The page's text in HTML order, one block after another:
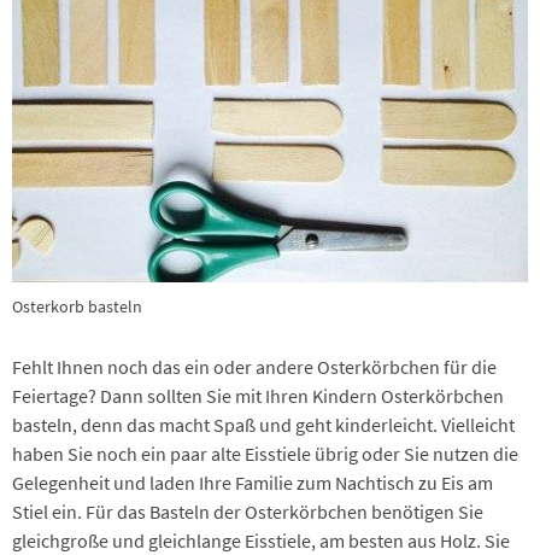
Osterkorb basteln
Fehlt Ihnen noch das ein oder andere Osterkörbchen für die
Feiertage? Dann sollten Sie mit Ihren Kindern Osterkörbchen
basteln, denn das macht Spaß und geht kinderleicht. Vielleicht
haben Sie noch ein paar alte Eisstiele übrig oder Sie nutzen die
Gelegenheit und laden Ihre Familie zum Nachtisch zu Eis am
Stiel ein. Für das Basteln der Osterkörbchen benötigen Sie
gleichgroße und gleichlange Eisstiele, am besten aus Holz. Sie